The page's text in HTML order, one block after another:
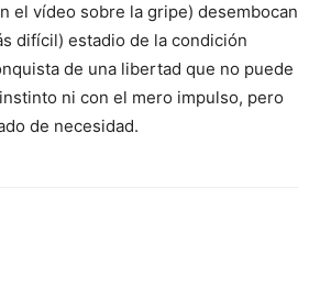
el vídeo sobre la gripe) desembocan
difícil) estadio de la condición
de una libertad que no puede
ni con el mero impulso, pero
de necesidad.